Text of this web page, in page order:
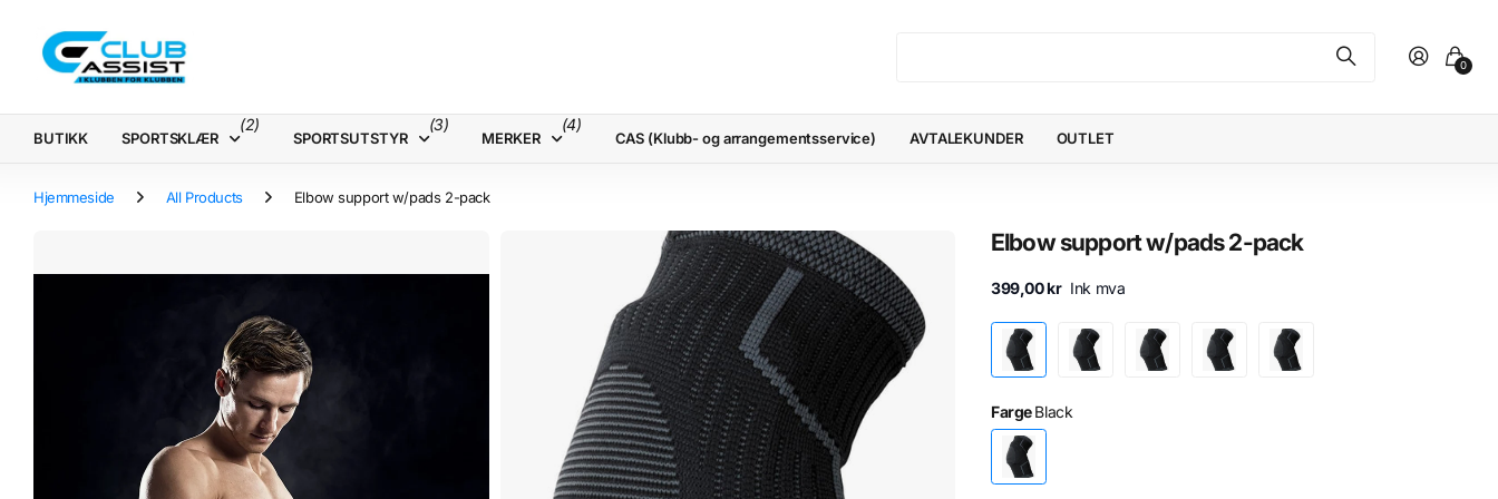
0
BUTIKK SPORTSKLÆR
(2)
SPORTSUTSTYR
(3)
MERKER
(4)
CAS (Klubb- og arrangementsservice) AVTALEKUNDER OUTLET
Hjemmeside All Products Elbow support w/pads 2-pack
Elbow support w/pads 2-pack
399,00 kr Ink mva
FargeBlack